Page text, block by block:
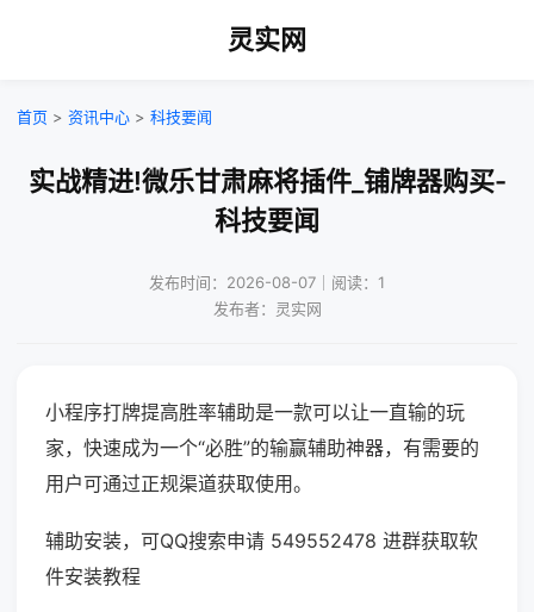
灵实网
首页 > 资讯中心 > 科技要闻
实战精进!微乐甘肃麻将插件_铺牌器购买-
科技要闻
发布时间：2026-08-07｜阅读：1
发布者：灵实网
小程序打牌提高胜率辅助是一款可以让一直输的玩
家，快速成为一个“必胜”的输赢辅助神器，有需要的
用户可通过正规渠道获取使用。
辅助安装，可QQ搜索申请 549552478 进群获取软
件安装教程